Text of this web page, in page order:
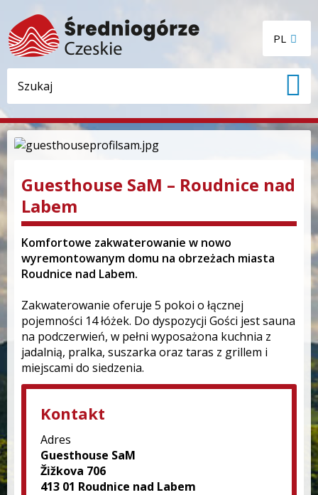
PL
Guesthouse SaM – Roudnice nad
Labem
Komfortowe zakwaterowanie w nowo
wyremontowanym domu na obrzeżach miasta
Roudnice nad Labem.
Zakwaterowanie oferuje 5 pokoi o łącznej
pojemności 14 łóżek. Do dyspozycji Gości jest sauna
na podczerwień, w pełni wyposażona kuchnia z
jadalnią, pralka, suszarka oraz taras z grillem i
miejscami do siedzenia.
Kontakt
Adres
Guesthouse SaM
Žižkova 706
413 01 Roudnice nad Labem